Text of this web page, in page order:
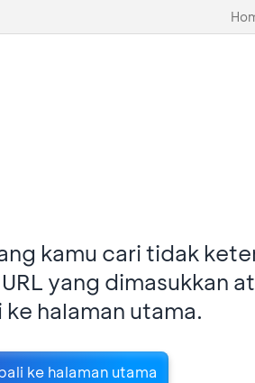
kamu cari tidak
yang dimasukkan
halaman utama.
ke halaman utama